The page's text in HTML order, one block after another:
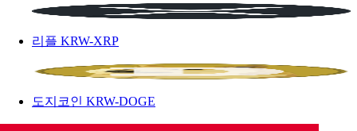
리플 KRW-XRP
도지코인 KRW-DOGE